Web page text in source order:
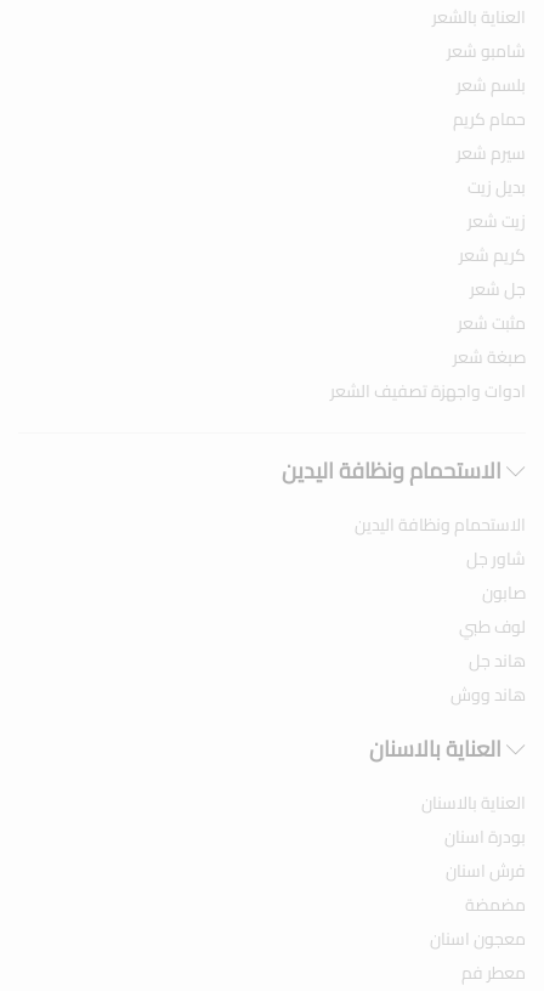
العناية بالشعر
شامبو شعر
بلسم شعر
حمام كريم
سيرم شعر
بديل زيت
زيت شعر
كريم شعر
جل شعر
مثبت شعر
صبغة شعر
ادوات واجهزة تصفيف الشعر
الاستحمام ونظافة اليدين
الاستحمام ونظافة اليدين
شاور جل
صابون
لوف طبي
هاند جل
هاند ووش
العناية بالاسنان
العناية بالاسنان
بودرة اسنان
فرش اسنان
مضمضة
معجون اسنان
معطر فم